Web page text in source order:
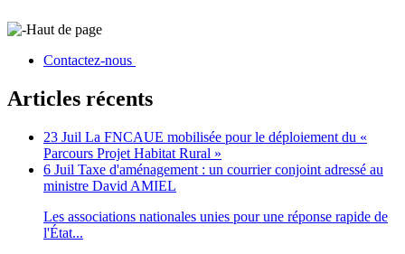
Haut de page
Contactez-nous
Articles récents
23 Juil La FNCAUE mobilisée pour le déploiement du «
Parcours Projet Habitat Rural »
6 Juil Taxe d'aménagement : un courrier conjoint adressé au
ministre David AMIEL
Les associations nationales unies pour une réponse rapide de
l'État...